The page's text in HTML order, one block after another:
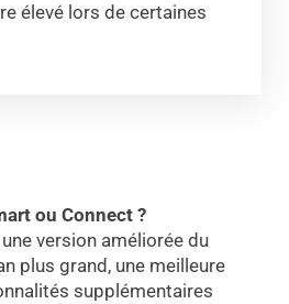
élevé lors de certaines
ou Connect ?
version améliorée du
plus grand, une meilleure
supplémentaires